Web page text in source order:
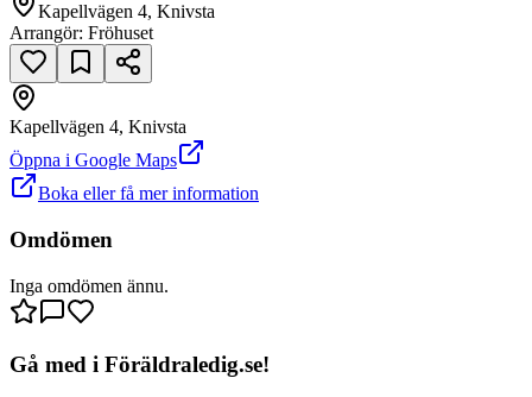
Kapellvägen 4, Knivsta
Arrangör: Fröhuset
Kapellvägen 4
Kapellvägen 4, Knivsta
Öppna i Google Maps
Boka eller få mer information
Omdömen
Inga omdömen ännu.
Gå med i Föräldraledig.se!